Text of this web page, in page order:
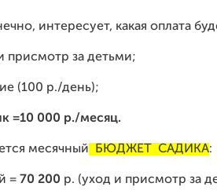
интересует, какая оплата
присмотр за детьми;
(100 р./день);
=10 000 р./месяц.
месячный БЮДЖЕТ САДИКА:
= 70 200 р. (уход и присмотр за